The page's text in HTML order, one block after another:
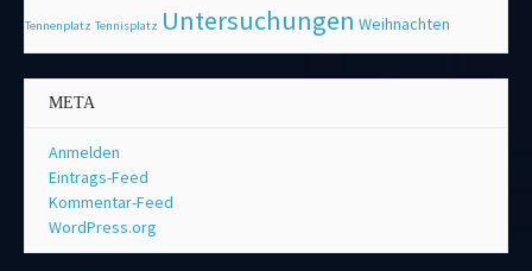
Tennenplatz Tennisplatz Untersuchungen Weihnachten
META
Anmelden
Eintrags-Feed
Kommentar-Feed
WordPress.org